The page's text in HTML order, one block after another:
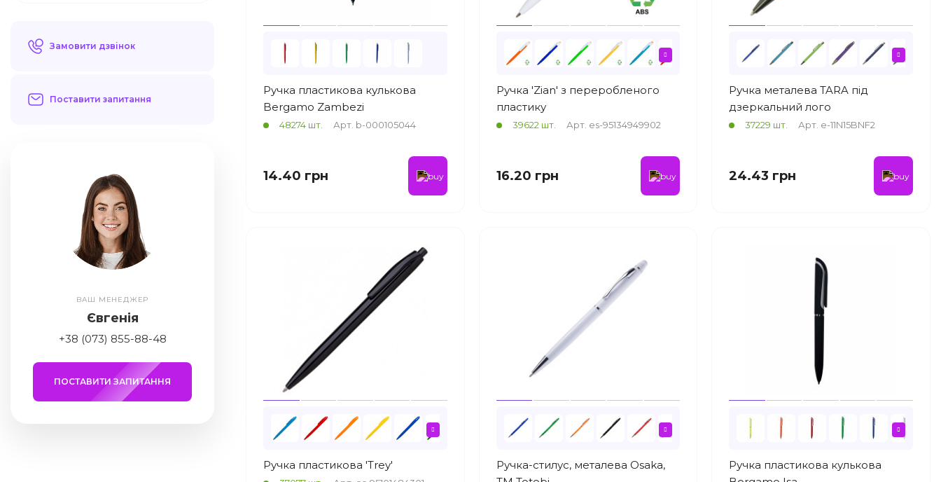
Замовити дзвінок
Поставити запитання
ВАШ МЕНЕДЖЕР
Євгенія
+38 (073) 855-88-48
ПОСТАВИТИ ЗАПИТАННЯ
Ручка пластикова кулькова
Bergamo Zambezi
48274 шт. Арт. b-000105044
14.40 грн
Ручка 'Zian' з переробленого
пластику
39622 шт. Арт. es-95134949902
16.20 грн
Ручка металева TARA під
дзеркальний лого
37229 шт. Арт. e-11N15BNF2
24.43 грн
Ручка пластикова 'Trey'
Ручка-стилус, металева Osaka,
Ручка пластикова кулькова